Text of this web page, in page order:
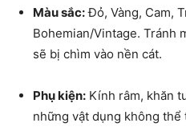
Màu sắc:Đỏ, Vàng, Cam,
Bohemian/Vintage. Tránh
sẽ bị chìm vào nền cát.
Phụ kiện: Kính râm, khăn
những vật dụng không thể